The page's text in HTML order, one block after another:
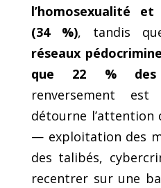
l’homosexualité
(34 %), tandis
réseaux
que 22 % des
renversement
détourne l’attention
— exploitation des
des talibés,
recentrer sur une